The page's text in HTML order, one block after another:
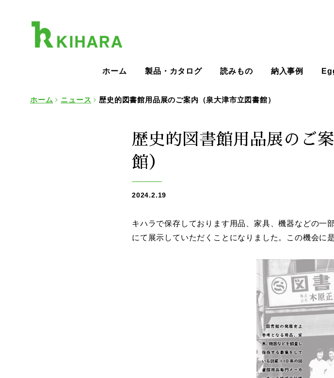
ホーム 製品・カタログ 読みもの 納入事例
ホーム ニュース 歴史的図書館用品展のご案内（泉大津市立図書館）
歴史的図書館用品展のご
館）
2024.2.19
キハラで保存しております用品、家具、機器などの一
にて展示していただくことになりました。この機会に